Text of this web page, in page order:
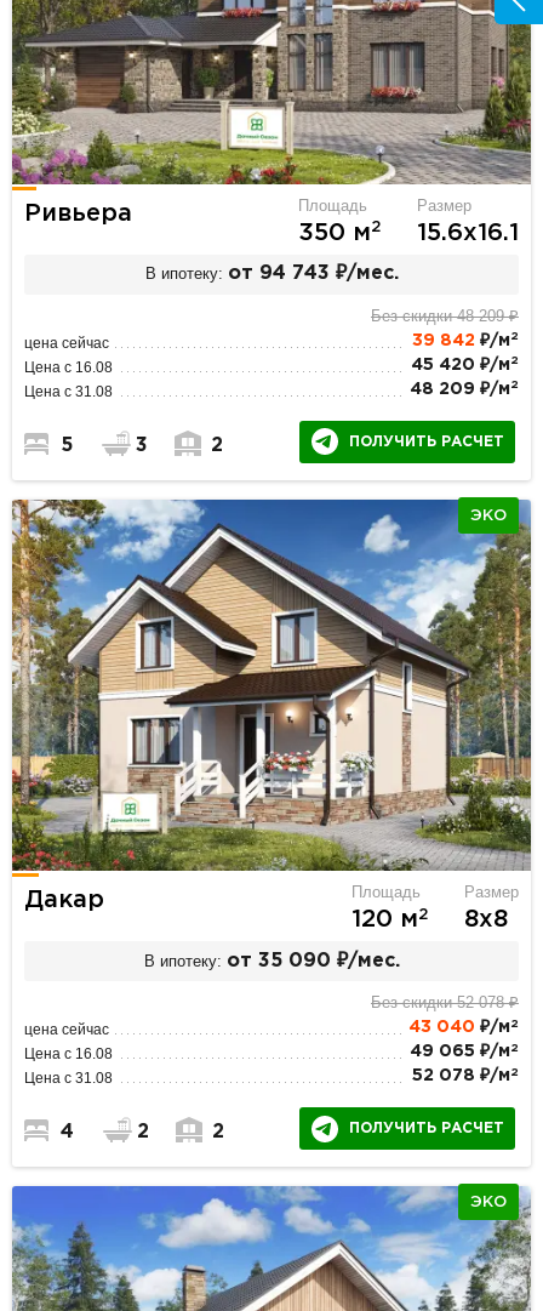
Ривьера Площадь
350 м2
Размер
15.6х16.1
В ипотеку: от 94 743 ₽/мес.
Без скидки 48 209 ₽
цена сейчас 39 842 ₽/м 2
Цена с 16.08 45 420 ₽/м 2
Цена с 31.08 48 209 ₽/м 2
5 3 2 ПОЛУЧИТЬ РАСЧЕТ
ЭКО
Дакар Площадь
120 м2
Размер
8х8
В ипотеку: от 35 090 ₽/мес.
Без скидки 52 078 ₽
цена сейчас 43 040 ₽/м 2
Цена с 16.08 49 065 ₽/м 2
Цена с 31.08 52 078 ₽/м 2
4 2 2 ПОЛУЧИТЬ РАСЧЕТ
ЭКО